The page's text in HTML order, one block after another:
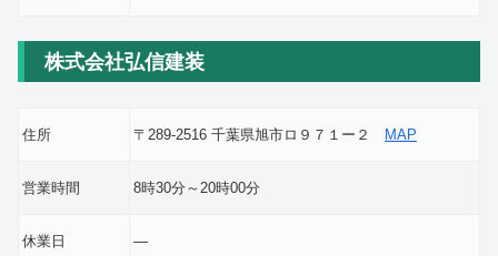
株式会社弘信建装
住所 〒289-2516 千葉県旭市ロ９７１ー２ MAP
営業時間 8時30分～20時00分
休業日 ―